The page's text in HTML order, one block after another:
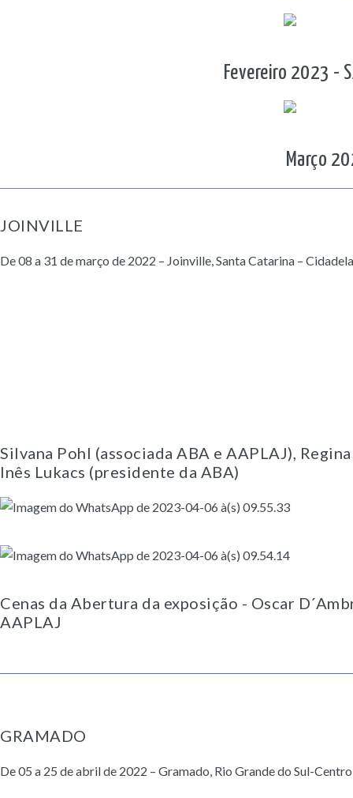
Fevereiro 2023 -
Março
JOINVILLE
De 08 a 31 de março de 2022 – Joinville, Santa Catarina –
Silvana Pohl (associada ABA e AAPLAJ),
Inês Lukacs (presidente da ABA)
Cenas da Abertura da exposição - Oscar
AAPLAJ
GRAMADO
De 05 a 25 de abril de 2022 – Gramado, Rio Grande do Sul-